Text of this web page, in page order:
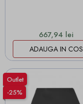
Pret
667,94 lei
ADAUGA IN COS
Outlet
-25%